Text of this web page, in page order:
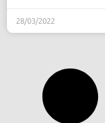
28/03/2022